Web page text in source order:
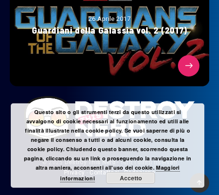
26 Aprile 2017
Guardiani della Galassia vol. 2 (2017)
© 2025 Destroy This Nerd- Tutti i diritti riservati
Privacy
Contattaci-Redazione
Questo sito o gli strumenti terzi da questo utilizzati si
avvalgono di cookie necessari al funzionamento ed utili alle
finalità illustrate nella cookie policy. Se vuoi saperne di più o
negare il consenso a tutti o ad alcuni cookie, consulta la
cookie policy. Chiudendo questo banner, scorrendo questa
pagina, cliccando su un link o proseguendo la navigazione in
altra maniera, acconsenti all'uso dei cookie.Maggiori
informazioni
Accetto